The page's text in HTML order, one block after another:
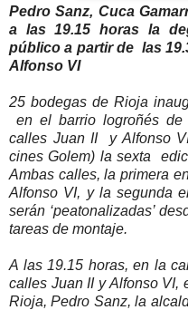
Pedro Sanz, Cuca
a las 19.15 horas la
público a partir de las
Alfonso VI
25 bodegas de Rioja
en el barrio logroñés
calles Juan II y Alfonso
cines Golem) la sexta
Ambas calles, la primera
Alfonso VI, y la segunda
serán ‘peatonalizadas’
tareas de montaje.
A las 19.15 horas, en la
calles Juan II y Alfonso VI,
Rioja, Pedro Sanz, la